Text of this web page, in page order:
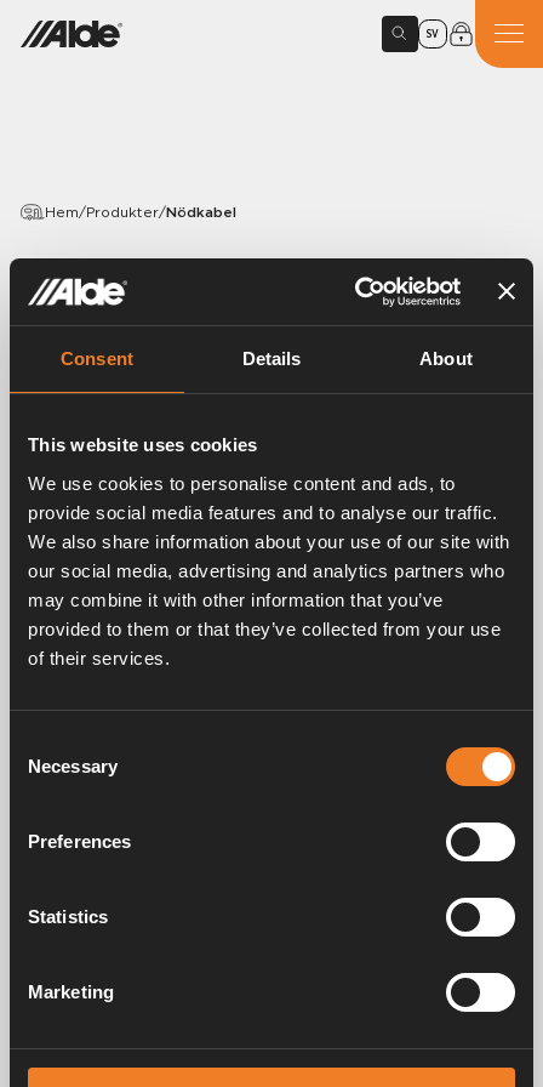
Consent Details About
This website uses cookies
We use cookies to personalise content and ads, to
provide social media features and to analyse our traffic.
We also share information about your use of our site with
our social media, advertising and analytics partners who
may combine it with other information that you’ve
provided to them or that they’ve collected from your use
of their services.
Selection
Necessary
Preferences
Statistics
Marketing
SV
Hem/Produkter/Nödkabel
PRODUKTER
Nödkabel
manöverpanel.
Kopplas in på anslutningen för manöverpanelen på
Service & support